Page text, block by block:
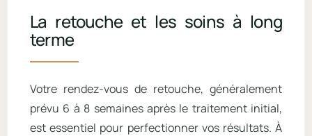
La retouche et les soins à long
terme
Votre rendez-vous de retouche, généralement
prévu 6 à 8 semaines après le traitement initial,
est essentiel pour perfectionner vos résultats. À